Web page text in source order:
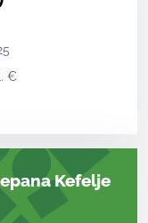
€
Kefelje